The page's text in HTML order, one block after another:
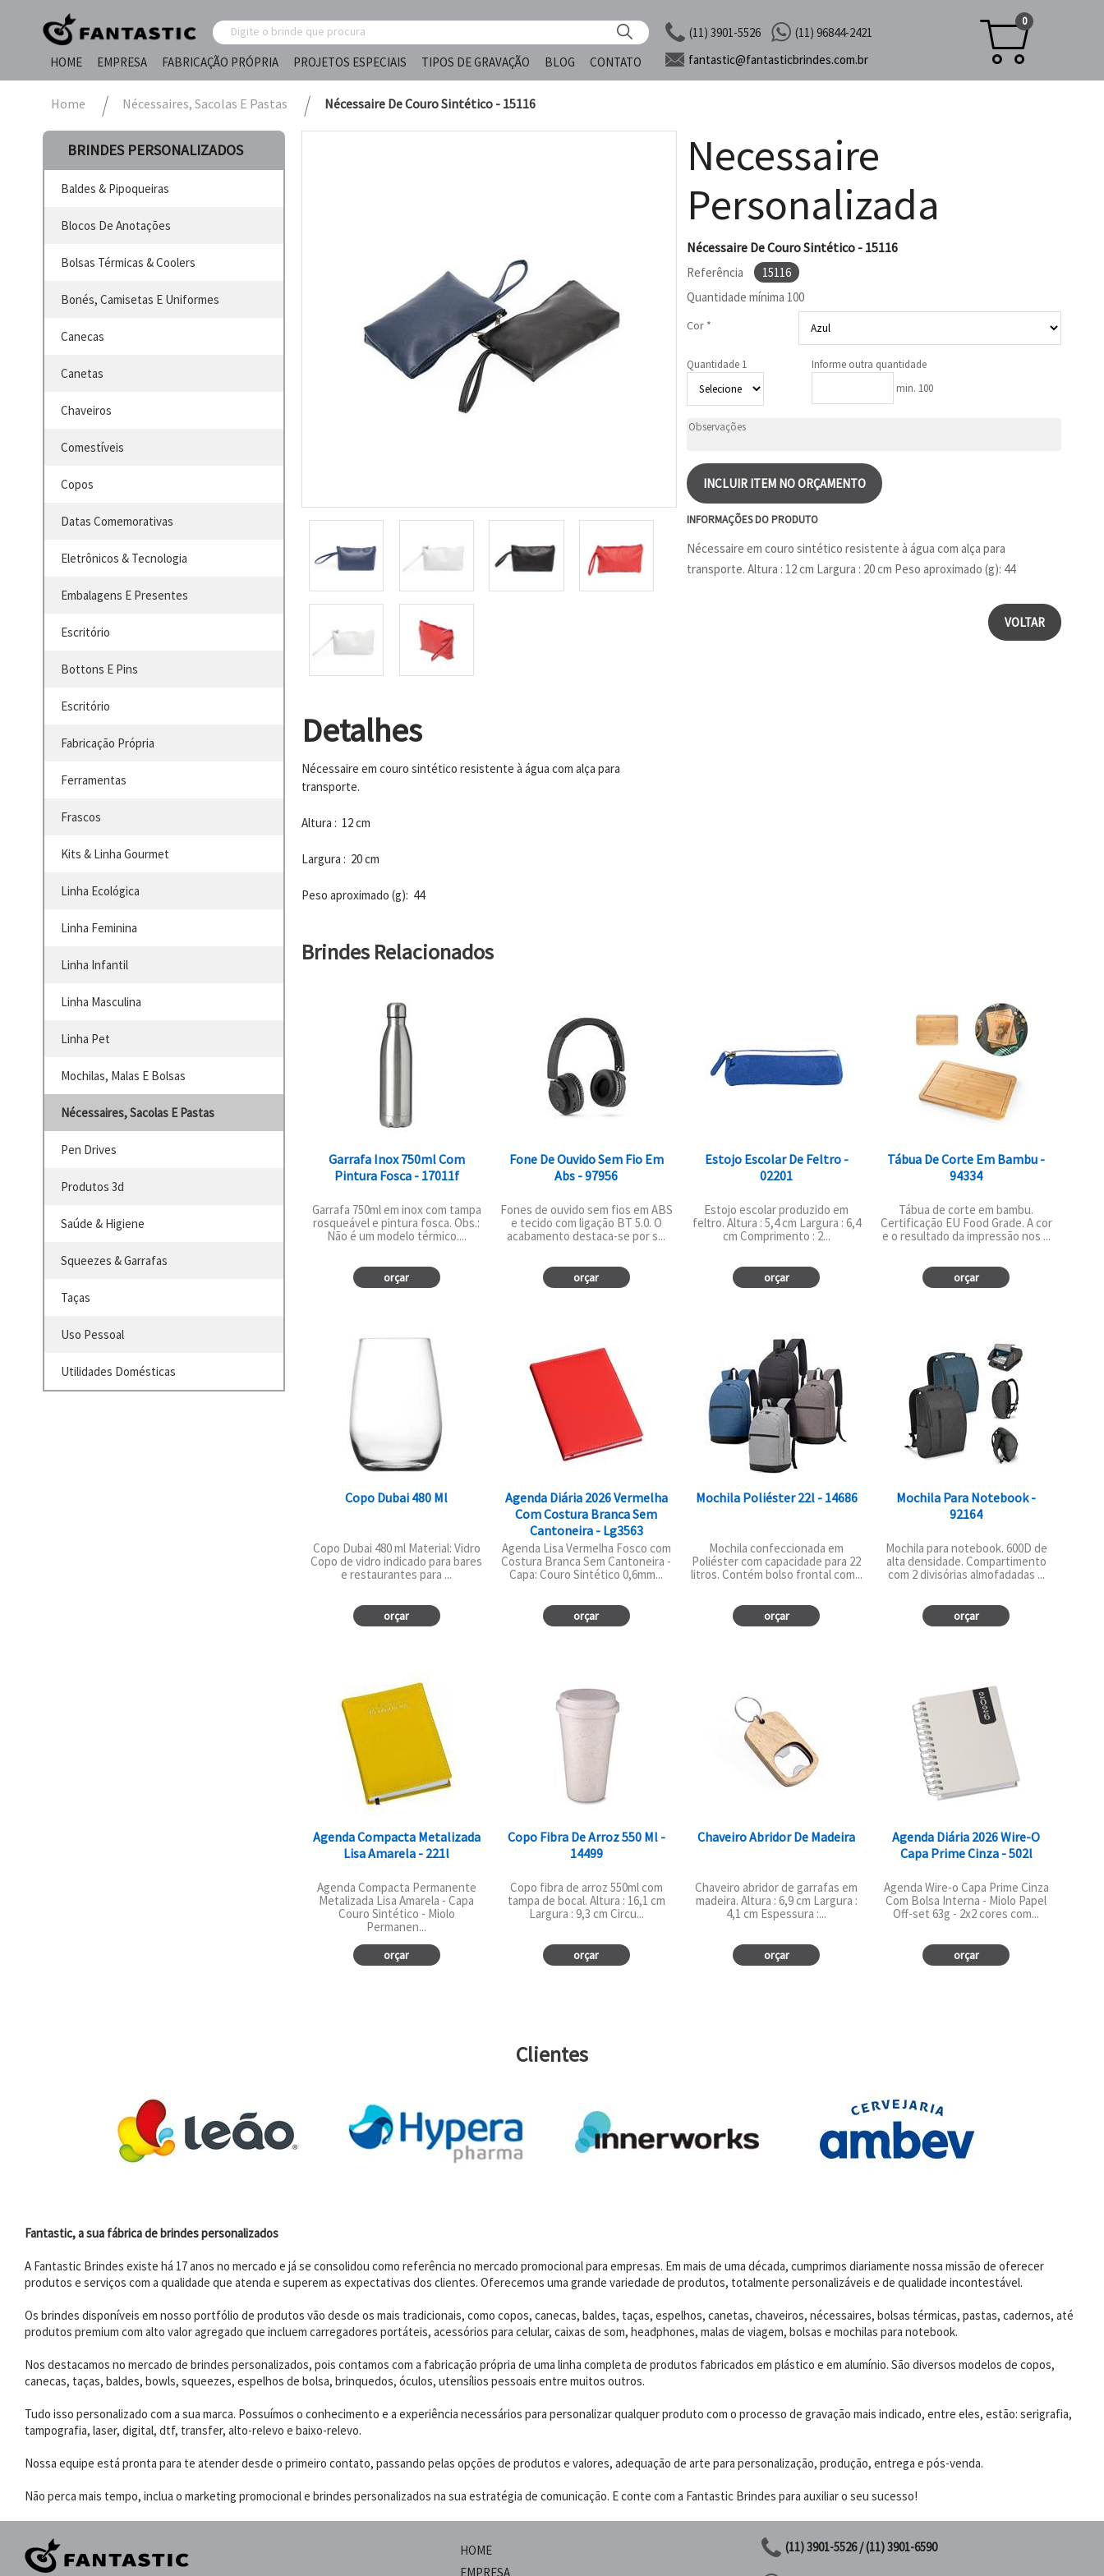
(11) 3901-5526
(11) 96844-2421
HOME
EMPRESA FABRICAÇÃO PRÓPRIA PROJETOS ESPECIAIS TIPOS DE GRAVAÇÃO BLOG CONTATO fantastic@fantasticbrindes.com.br
0
Home Nécessaires, Sacolas E Pastas Nécessaire De Couro Sintético - 15116
BRINDES PERSONALIZADOS
Baldes & Pipoqueiras
Blocos De Anotações
Bolsas Térmicas & Coolers
Bonés, Camisetas E Uniformes
Canecas
Canetas
Chaveiros
Comestíveis
Copos
Datas Comemorativas
Eletrônicos & Tecnologia
Embalagens E Presentes
Escritório
Bottons E Pins
Escritório
Fabricação Própria
Ferramentas
Frascos
Kits & Linha Gourmet
Linha Ecológica
Linha Feminina
Linha Infantil
Linha Masculina
Linha Pet
Mochilas, Malas E Bolsas
Nécessaires, Sacolas E Pastas
Pen Drives
Produtos 3d
Saúde & Higiene
Squeezes & Garrafas
Taças
Uso Pessoal
Utilidades Domésticas
Detalhes
Nécessaire em couro sintético resistente à água com alça para
transporte.
Altura : 12 cm
Largura : 20 cm
Peso aproximado (g): 44
Necessaire
Personalizada
Nécessaire De Couro Sintético - 15116
Referência
15116
Quantidade mínima 100
Cor *
Quantidade 1
Informe outra quantidade
min. 100
INCLUIR ITEM NO ORÇAMENTO
INFORMAÇÕES DO PRODUTO
Nécessaire em couro sintético resistente à água com alça para
transporte. Altura : 12 cm Largura : 20 cm Peso aproximado (g): 44
VOLTAR
Brindes Relacionados
Garrafa Inox 750ml Com
Pintura Fosca - 17011f
Garrafa 750ml em inox com tampa
rosqueável e pintura fosca. Obs.:
Não é um modelo térmico....
orçar
Fone De Ouvido Sem Fio Em
Abs - 97956
Fones de ouvido sem fios em ABS
e tecido com ligação BT 5.0. O
acabamento destaca-se por s...
orçar
Estojo Escolar De Feltro -
02201
Estojo escolar produzido em
feltro. Altura : 5,4 cm Largura : 6,4
cm Comprimento : 2...
orçar
Tábua De Corte Em Bambu -
94334
Tábua de corte em bambu.
Certificação EU Food Grade. A cor
e o resultado da impressão nos ...
orçar
Copo Dubai 480 Ml
Copo Dubai 480 ml Material: Vidro
Copo de vidro indicado para bares
e restaurantes para ...
orçar
Agenda Diária 2026 Vermelha
Com Costura Branca Sem
Cantoneira - Lg3563
Agenda Lisa Vermelha Fosco com
Costura Branca Sem Cantoneira -
Capa: Couro Sintético 0,6mm...
orçar
Mochila Poliéster 22l - 14686
Mochila confeccionada em
Poliéster com capacidade para 22
litros. Contém bolso frontal com...
orçar
Mochila Para Notebook -
92164
Mochila para notebook. 600D de
alta densidade. Compartimento
com 2 divisórias almofadadas ...
orçar
Agenda Compacta Metalizada
Lisa Amarela - 221l
Agenda Compacta Permanente
Metalizada Lisa Amarela - Capa
Couro Sintético - Miolo
Permanen...
orçar
Copo Fibra De Arroz 550 Ml -
14499
Copo fibra de arroz 550ml com
tampa de bocal. Altura : 16,1 cm
Largura : 9,3 cm Circu...
orçar
Chaveiro Abridor De Madeira
Chaveiro abridor de garrafas em
madeira. Altura : 6,9 cm Largura :
4,1 cm Espessura :...
orçar
Agenda Diária 2026 Wire-O
Capa Prime Cinza - 502l
Agenda Wire-o Capa Prime Cinza
Com Bolsa Interna - Miolo Papel
Off-set 63g - 2x2 cores com...
orçar
Clientes
Fantastic, a sua fábrica de brindes personalizados
A Fantastic Brindes existe há 17 anos no mercado e já se consolidou como referência no mercado promocional para empresas. Em mais de uma década, cumprimos diariamente nossa missão de oferecer
produtos e serviços com a qualidade que atenda e superem as expectativas dos clientes. Oferecemos uma grande variedade de produtos, totalmente personalizáveis e de qualidade incontestável.
Os brindes disponíveis em nosso portfólio de produtos vão desde os mais tradicionais, como copos, canecas, baldes, taças, espelhos, canetas, chaveiros, nécessaires, bolsas térmicas, pastas, cadernos, até
produtos premium com alto valor agregado que incluem carregadores portáteis, acessórios para celular, caixas de som, headphones, malas de viagem, bolsas e mochilas para notebook.
Nos destacamos no mercado de brindes personalizados, pois contamos com a fabricação própria de uma linha completa de produtos fabricados em plástico e em alumínio. São diversos modelos de copos,
canecas, taças, baldes, bowls, squeezes, espelhos de bolsa, brinquedos, óculos, utensílios pessoais entre muitos outros.
Tudo isso personalizado com a sua marca. Possuímos o conhecimento e a experiência necessários para personalizar qualquer produto com o processo de gravação mais indicado, entre eles, estão: serigrafia,
tampografia, laser, digital, dtf, transfer, alto-relevo e baixo-relevo.
Nossa equipe está pronta para te atender desde o primeiro contato, passando pelas opções de produtos e valores, adequação de arte para personalização, produção, entrega e pós-venda.
Não perca mais tempo, inclua o marketing promocional e brindes personalizados na sua estratégia de comunicação. E conte com a Fantastic Brindes para auxiliar o seu sucesso!
HOME
EMPRESA
(11) 3901-5526 / (11) 3901-6590